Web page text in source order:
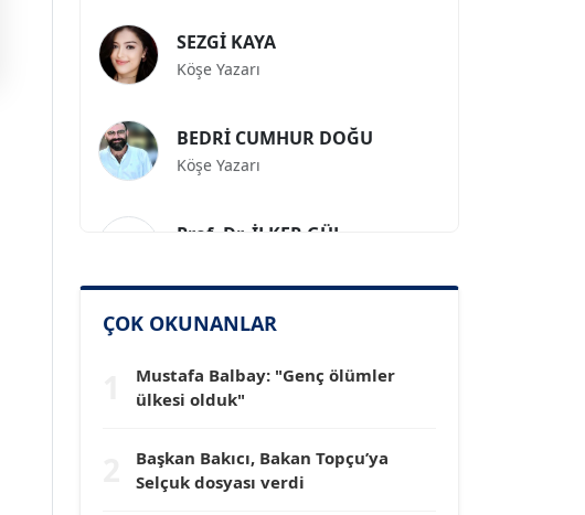
Köşe Yazarı
Köşe Yazarı
Köşe Yazarı
Köşe Yazarı
Dr. HAKAN TARTAN
Prof. Dr. YÜCEL OCAK
ÇOK OKUNANLAR
Mustafa Balbay: "Genç ölümler
ülkesi olduk"
Başkan Bakıcı, Bakan Topçu’ya
Selçuk dosyası verdi